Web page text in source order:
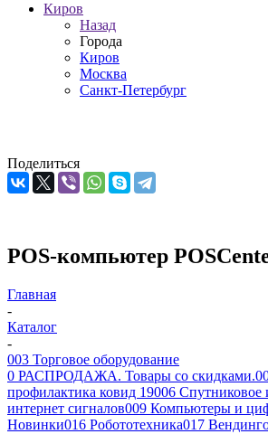
Киров
Назад
Города
Киров
Москва
Санкт-Петербург
Поделиться
POS-компьютер
Главная
-
Каталог
-
003 Торговое оборудование
0 РАСПРОДАЖА. Товары со скидками.
профилактика ковид 19006
интернет сигналов009 Компьютеры и
Новинки016 Робототехника017